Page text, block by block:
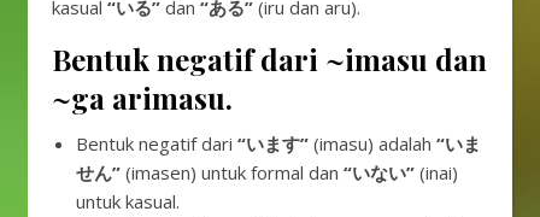
kasual “いる” dan “ある” (iru dan aru).
Bentuk negatif dari ~imasu dan
~ga arimasu.
Bentuk negatif dari “います” (imasu) adalah “いま
せん” (imasen) untuk formal dan “いない” (inai)
untuk kasual.